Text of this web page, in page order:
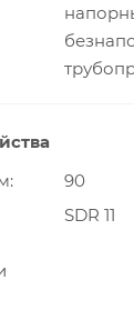
90
SDR 11